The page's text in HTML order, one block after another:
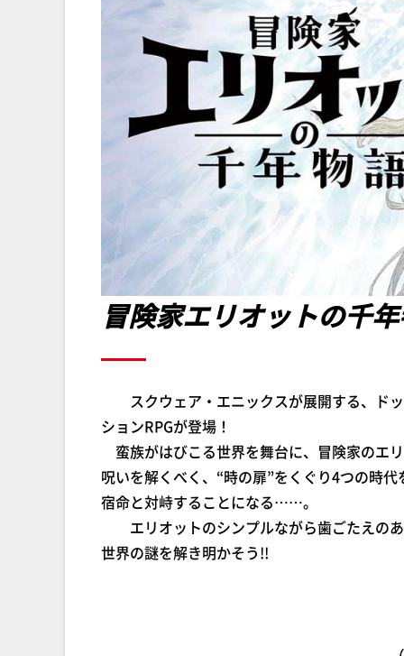
冒険家エリオットの千
スクウェア・エニックスが展開する、ドッ
ションRPGが登場！
蛮族がはびこる世界を舞台に、冒険家のエ
呪いを解くべく、“時の扉”をくぐり4つの時
宿命と対峙することになる……。
エリオットのシンプルながら歯ごたえのあ
世界の謎を解き明かそう!!